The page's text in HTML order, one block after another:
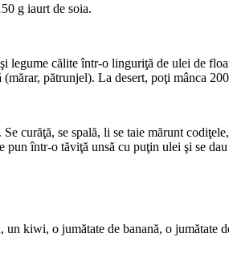
g iaurt de soia.
legume călite într-o linguriţă de ulei de
pătrunjel). La desert, poţi mânca
curăţă, se spală, li se taie mărunt
pun într-o tăviţă unsă cu puţin ulei şi se
un kiwi, o jumătate de banană, o jumătate